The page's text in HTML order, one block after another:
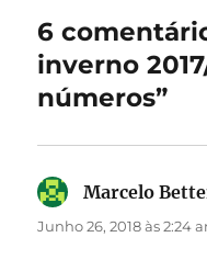
6
inverno
números”
Marcelo
Junho 26, 2018 às 2:24